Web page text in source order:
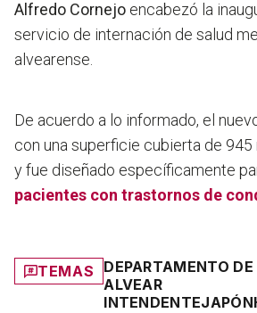
Alfredo Cornejo encabezó la
servicio de internación de salud
alvearense.
De acuerdo a lo informado, el
con una superficie cubierta de
y fue diseñado específicamente
pacientes con trastornos de
TEMAS
DEPARTAMENTO DE
ALVEAR
INTENDENTEJAPÓN